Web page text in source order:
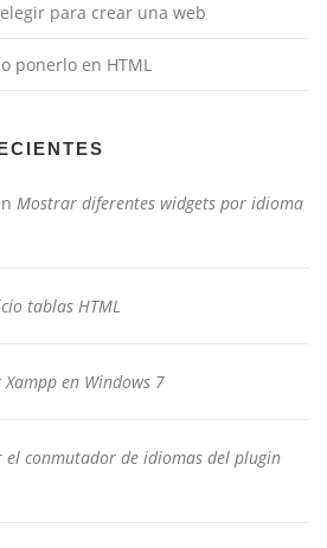
para crear una web
ponerlo en HTML
Mostrar diferentes widgets por idioma
tablas HTML
en Windows 7
el conmutador de idiomas del plugin